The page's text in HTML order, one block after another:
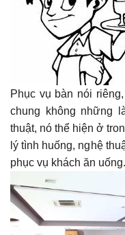
Phục vụ bàn nói
chung không những
thuật, nó thể hiện ở
lý tình huống, nghệ
phục vụ khách ăn uống.